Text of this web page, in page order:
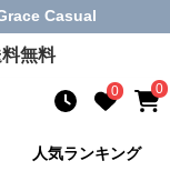
Casual
無料
0 0
人気ランキング